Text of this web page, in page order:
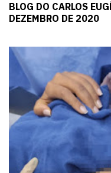
BLOG DO CARLOS
DEZEMBRO DE 2020